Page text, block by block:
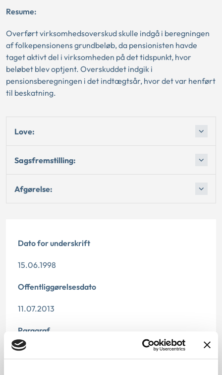
Resume:
Overført virksomhedsoverskud skulle indgå i beregningen
af folkepensionens grundbeløb, da pensionisten havde
taget aktivt del i virksomheden på det tidspunkt, hvor
beløbet blev optjent. Overskuddet indgik i
pensionsberegningen i det indtægtsår, hvor det var henført
til beskatning.
Love:
Sagsfremstilling:
Afgørelse:
Dato for underskrift
15.06.1998
Offentliggørelsesdato
11.07.2013
Paragraf
§ 27 § 41 § 39 § 19 § 42